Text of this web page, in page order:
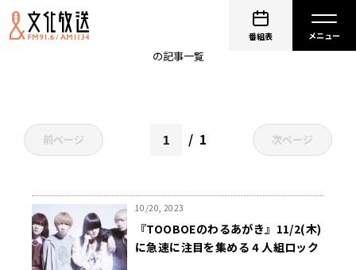
番組表
の記事一覧
前ページ 1 次ページ
10/20, 2023
『TOOBOEのわるあがき』11/2(木)
に急速に注目を集める 4 人組ロック